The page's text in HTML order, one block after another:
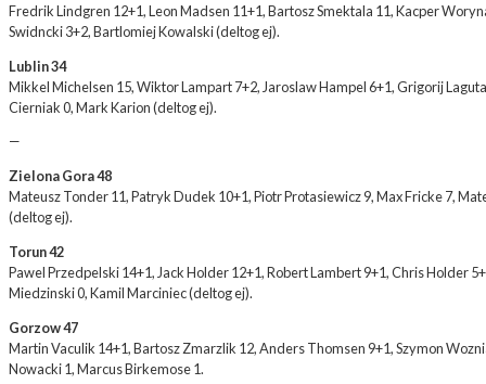
Fredrik Lindgren 12+1, Leon Madsen 11+1, Bartosz Smektala 11, Kacper
Swidncki 3+2, Bartlomiej Kowalski (deltog ej).
Lublin 34
Mikkel Michelsen 15, Wiktor Lampart 7+2, Jaroslaw Hampel 6+1, Grigorij
Cierniak 0, Mark Karion (deltog ej).
—
Zielona Gora 48
Mateusz Tonder 11, Patryk Dudek 10+1, Piotr Protasiewicz 9, Max Fricke 7,
(deltog ej).
Torun 42
Pawel Przedpelski 14+1, Jack Holder 12+1, Robert Lambert 9+1, Chris Holder
Miedzinski 0, Kamil Marciniec (deltog ej).
Gorzow 47
Martin Vaculik 14+1, Bartosz Zmarzlik 12, Anders Thomsen 9+1, Szymon
Nowacki 1, Marcus Birkemose 1.